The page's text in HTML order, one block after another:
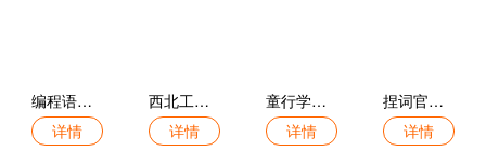
编程语言学习官方版
详情
西北工业大学最新版
详情
童行学院经典之旅官方版
详情
捏词官方版
详情